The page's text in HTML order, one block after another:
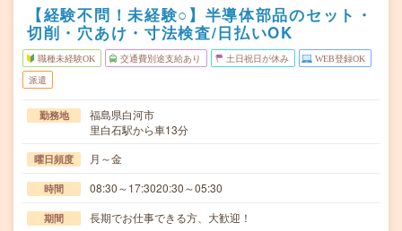
【経験不問！未経験○】半導体部品のセット・
切削・穴あけ・寸法検査/日払いOK
職種未経験OK 交通費別途支給あり 土日祝日が休み WEB登録OK
派遣
勤務地
福島県白河市
里白石駅から車13分
曜日頻度 月～金
時間 08:30～17:3020:30～05:30
期間 長期でお仕事できる方、大歓迎！